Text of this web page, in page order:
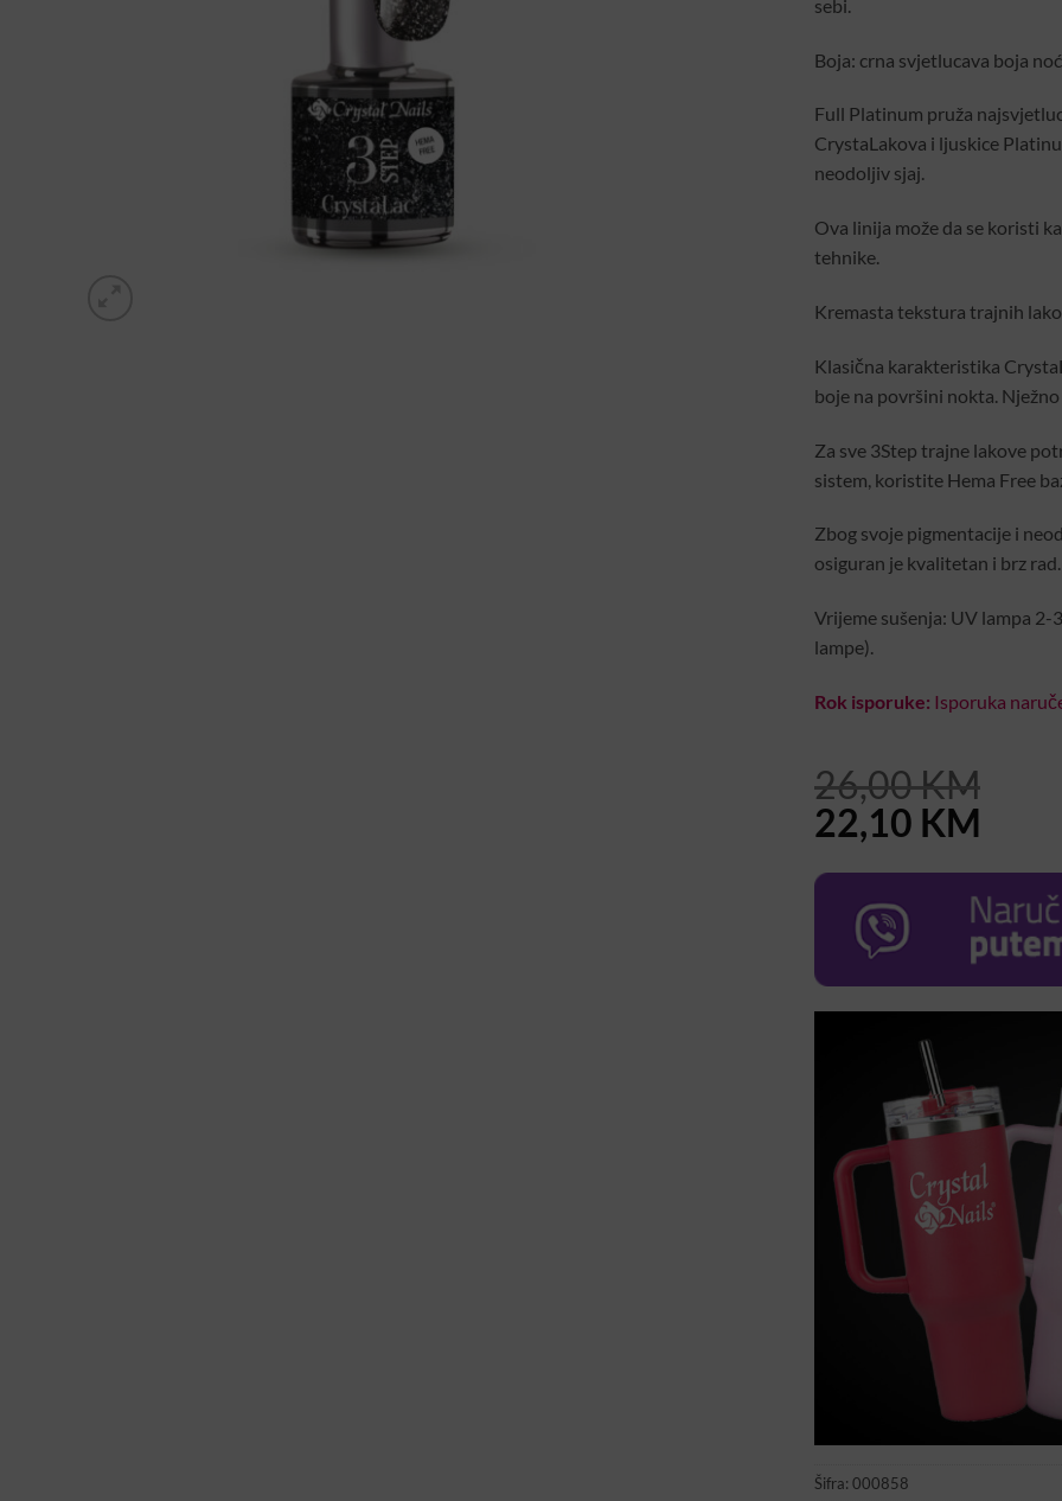
sebi.
Boja: crna svjetlucava boja
Full Platinum pruža
CrystaLakova i ljuskice
neodoljiv sjaj.
Ova linija može da se koristi
tehnike.
Kremasta tekstura trajnih
Klasična karakteristika
boje na površini nokta. Nježno
Za sve 3Step trajne lakove
sistem, koristite Hema Free
Zbog svoje pigmentacije i
osiguran je kvalitetan i brz rad.
Vrijeme sušenja: UV lampa
lampe).
Rok isporuke: Isporuka
26,00KM
Original
price
was:
26,00 KM.
22,10 KM
is:
Šifra: 000858